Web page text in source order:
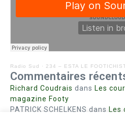
Radio Sud · 234 – ESTA LE
Commentaires
Richard Coudrais dans Les
magazine Footy
PATRICK SCHELKENS dans Les